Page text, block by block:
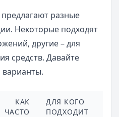
разные
Некоторые подходят
другие – для
средств. Давайте
варианты.
КАК
ЧАСТО
ДЛЯ КОГО
ПОДХОДИТ